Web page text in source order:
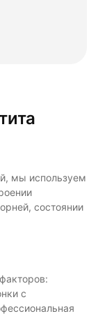
мы используем
состоянии
с